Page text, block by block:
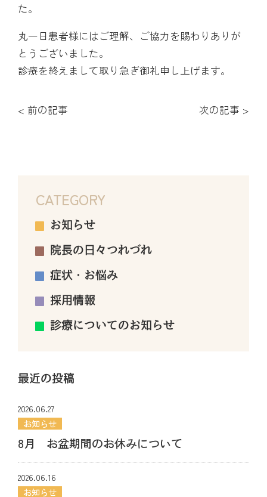
た。
丸一日患者様にはご理解、ご協力を賜わりありが
とうございました。
診療を終えまして取り急ぎ御礼申し上げます。
< 前の記事 次の記事 >
CATEGORY
お知らせ
院長の日々つれづれ
症状・お悩み
採用情報
診療についてのお知らせ
最近の投稿
2026.06.27
お知らせ
8月 お盆期間のお休みについて
2026.06.16
お知らせ